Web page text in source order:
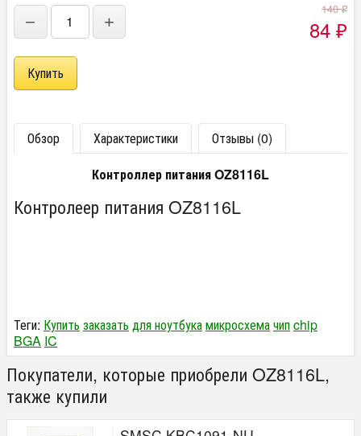
− +
140₽
84 ₽
Обзор Характеристики
Отзывы (0)
Контроллер питания OZ8116L
Контролеер питания OZ8116L
Теги: Купить заказать для ноутбукамикросхемачипchip
BGA IC
Покупатели, которые приобрели OZ8116L,
также купили